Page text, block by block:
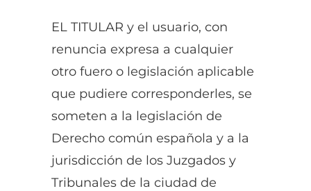
EL TITULAR y el usuario, con
renuncia expresa a cualquier
otro fuero o legislación aplicable
que pudiere corresponderles, se
someten a la legislación de
Derecho común española y a la
jurisdicción de los Juzgados y
Tribunales de la ciudad de